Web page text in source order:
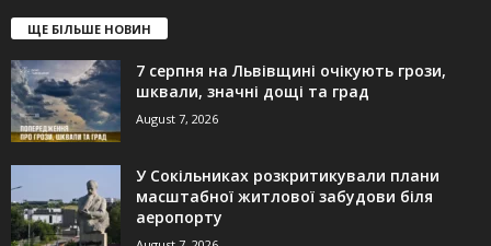
ЩЕ БІЛЬШЕ НОВИН
7 серпня на Львівщині очікують грози,
шквали, значні дощі та град
August 7, 2026
У Сокільниках розкритикували плани
масштабної житлової забудови біля
аеропорту